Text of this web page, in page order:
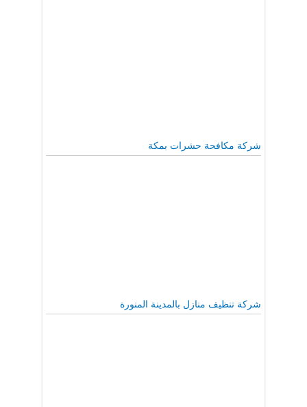
شركة مكافحة حشرات بمكة
شركة تنظيف منازل بالمدينة المنورة